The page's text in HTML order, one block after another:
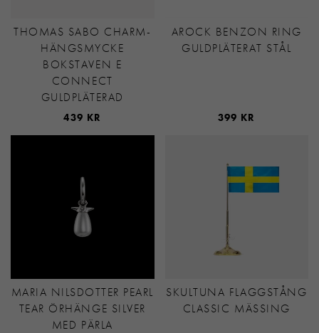
THOMAS SABO CHARM-
HÄNGSMYCKE
BOKSTAVEN E
CONNECT
GULDPLÄTERAD
439 KR
AROCK BENZON RING
GULDPLÄTERAT STÅL
399 KR
MARIA NILSDOTTER PEARL
TEAR ÖRHÄNGE SILVER
MED PÄRLA
SKULTUNA FLAGGSTÅNG
CLASSIC MÄSSING